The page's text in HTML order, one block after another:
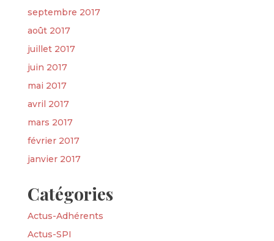
septembre 2017
août 2017
juillet 2017
juin 2017
mai 2017
avril 2017
mars 2017
février 2017
janvier 2017
Catégories
Actus-Adhérents
Actus-SPI